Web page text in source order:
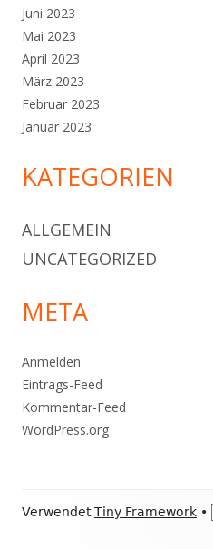
Juni 2023
Mai 2023
April 2023
März 2023
Februar 2023
Januar 2023
KATEGORIEN
ALLGEMEIN
UNCATEGORIZED
META
Anmelden
Eintrags-Feed
Kommentar-Feed
WordPress.org
Footer
VerwendetTiny Framework •